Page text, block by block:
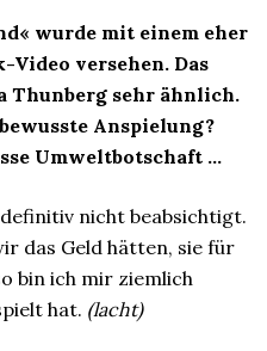
wurde mit einem eher
versehen. Das
Thunberg sehr ähnlich.
Anspielung?
Umweltbotschaft …
nicht beabsichtigt.
das Geld hätten, sie für
bin ich mir ziemlich
hat. (lacht)